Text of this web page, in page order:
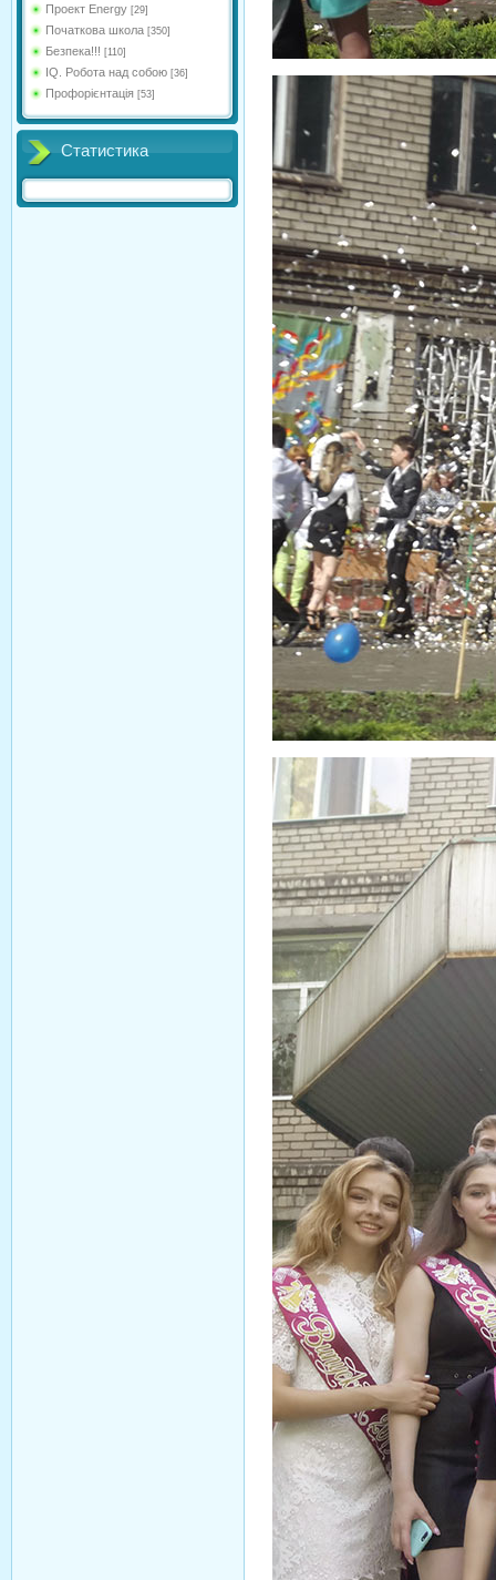
Проект Energy [29]
Початкова школа [350]
Безпека!!! [110]
IQ. Робота над собою [36]
Профорієнтація [53]
Статистика